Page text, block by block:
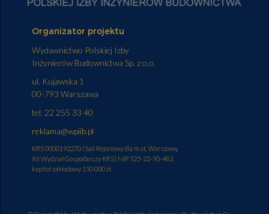
Organizator projektu
Wydawnictwo Polskiej Izby
Inżynierów Budownictwa Sp. z o.o.
ul. Kujawska 1
00-793 Warszawa
tel. 22 255 33 40
reklama@wpiib.pl
KRS 0000192270 (Sad Rejonowy dla m.st. Warszawy,
XII Wydział Gospodarczy KRS) NIP 525-22-90-483,
kapitał zakładowy 150 000 zł